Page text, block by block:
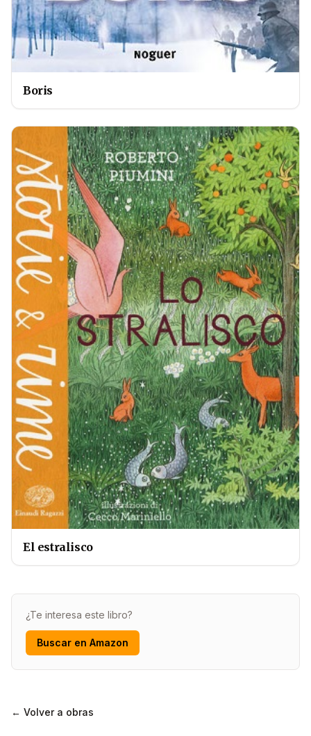
Boris
El estralisco
¿Te interesa este libro?
Buscar en Amazon
← Volver a obras